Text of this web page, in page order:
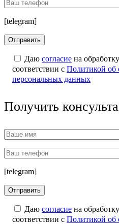
[telegram]
Даю согласие на
соответствии с Политикой об
персональных данных
Получить
[telegram]
Даю согласие на
соответствии с Политикой об